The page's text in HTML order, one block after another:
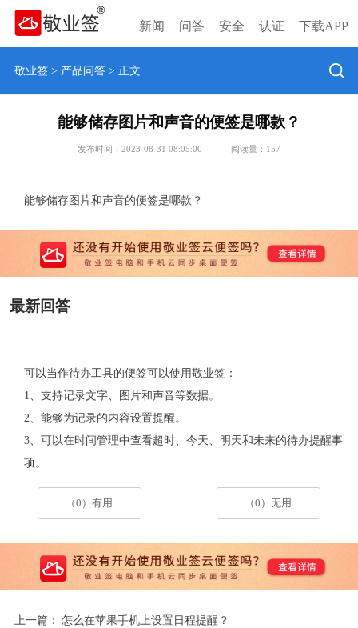
新闻 问答 安全 认证 下载APP
敬业签> 产品问答> 正文
能够储存图片和声音的便签是哪款？
发布时间：2023-08-31 08:05:00 阅读量： 157
能够储存图片和声音的便签是哪款？
最新回答
可以当作待办工具的便签可以使用敬业签：
1、支持记录文字、图片和声音等数据。
2、能够为记录的内容设置提醒。
3、可以在时间管理中查看超时、今天、明天和未来的待办提醒事
项。
（0）有用 （0）无用
上一篇： 怎么在苹果手机上设置日程提醒？